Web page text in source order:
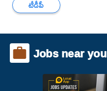
టీడీపీ
Jobs near you